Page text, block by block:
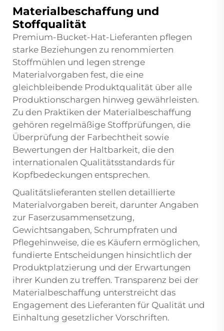
Materialbeschaffung und
Stoffqualität
Premium-Bucket-Hat-Lieferanten pflegen
starke Beziehungen zu renommierten
Stoffmühlen und legen strenge
Materialvorgaben fest, die eine
gleichbleibende Produktqualität über alle
Produktionschargen hinweg gewährleisten.
Zu den Praktiken der Materialbeschaffung
gehören regelmäßige Stoffprüfungen, die
Überprüfung der Farbechtheit sowie
Bewertungen der Haltbarkeit, die den
internationalen Qualitätsstandards für
Kopfbedeckungen entsprechen.
Qualitätslieferanten stellen detaillierte
Materialvorgaben bereit, darunter Angaben
zur Faserzusammensetzung,
Gewichtsangaben, Schrumpfraten und
Pflegehinweise, die es Käufern ermöglichen,
fundierte Entscheidungen hinsichtlich der
Produktplatzierung und der Erwartungen
ihrer Kunden zu treffen. Transparenz bei der
Materialbeschaffung unterstreicht das
Engagement des Lieferanten für Qualität und
Einhaltung gesetzlicher Vorschriften.